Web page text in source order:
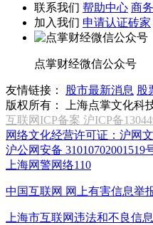
联系我们 帮助中心 商
加入我们 申请认证砖家
点掌财经微信公众号
友情链接： 股市最新消息 股
版权所有：
上海点掌文化科
互联网ICP备案 沪ICP备
网络文化经营许可证：沪网
沪公网安备 31010702001519
上海网警网络110
中国互联网 网上有害信息举
上海市互联网违法和不良信